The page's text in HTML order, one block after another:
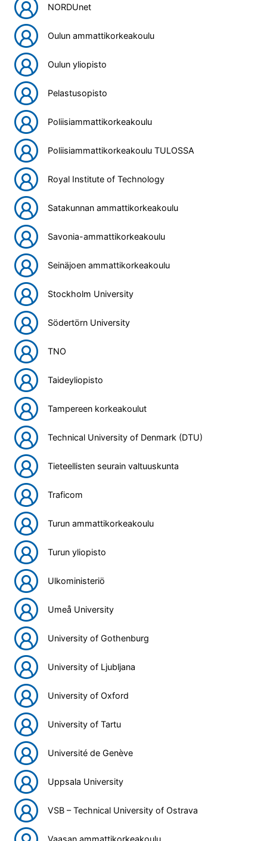
NORDUnet
Oulun ammattikorkeakoulu
Oulun yliopisto
Pelastusopisto
Poliisiammattikorkeakoulu
Poliisiammattikorkeakoulu TULOSSA
Royal Institute of Technology
Satakunnan ammattikorkeakoulu
Savonia-ammattikorkeakoulu
Seinäjoen ammattikorkeakoulu
Stockholm University
Södertörn University
TNO
Taideyliopisto
Tampereen korkeakoulut
Technical University of Denmark (DTU)
Tieteellisten seurain valtuuskunta
Traficom
Turun ammattikorkeakoulu
Turun yliopisto
Ulkoministeriö
Umeå University
University of Gothenburg
University of Ljubljana
University of Oxford
University of Tartu
Université de Genève
Uppsala University
VSB – Technical University of Ostrava
Vaasan ammattikorkeakoulu